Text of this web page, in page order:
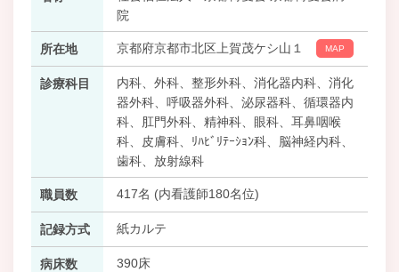
院
所在地 京都府京都市北区上賀茂ケシ山１ MAP
診療科目
内科、外科、整形外科、消化器内科、消化
器外科、呼吸器外科、泌尿器科、循環器内
科、肛門外科、精神科、眼科、耳鼻咽喉
科、皮膚科、ﾘﾊﾋﾞﾘﾃｰｼｮﾝ科、脳神経内科、
歯科、放射線科
職員数 417名 (内看護師180名位)
記録方式 紙カルテ
病床数 390床